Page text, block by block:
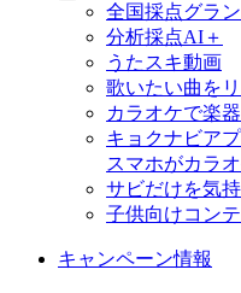
全国採点グラ
分析採点AI＋
うたスキ動画
歌いたい曲を
カラオケで楽
キョクナビアプ
スマホがカラ
サビだけを気
子供向けコン
キャンペーン情報